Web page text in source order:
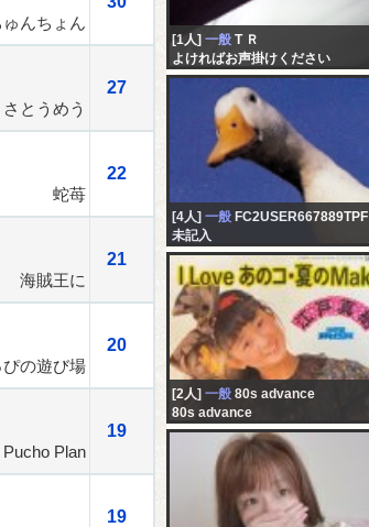
ゅんちょん
27
さとうめう
22
蛇苺
21
海賊王に
20
の遊び場
19
Pucho Plan
19
[1人] 一般 T Ｒ
よければお声掛けください
[4人] 一般 FC2USER667889TPF
未記入
[2人] 一般 80s advance
80s advance